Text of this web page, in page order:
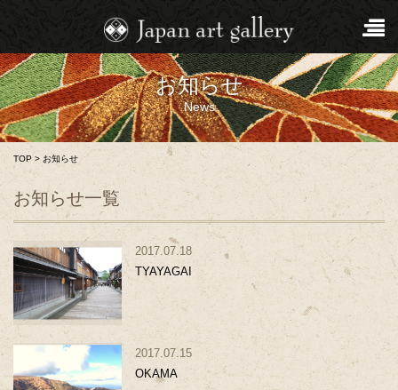
お知らせ
News
TOP > お知らせ
お知らせ一覧
2017.07.18
TYAYAGAI
2017.07.15
OKAMA